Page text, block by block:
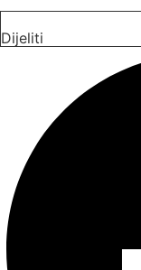
Dijeliti